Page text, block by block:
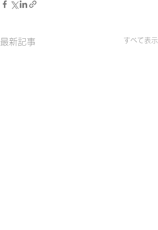
最新記事 すべて表示